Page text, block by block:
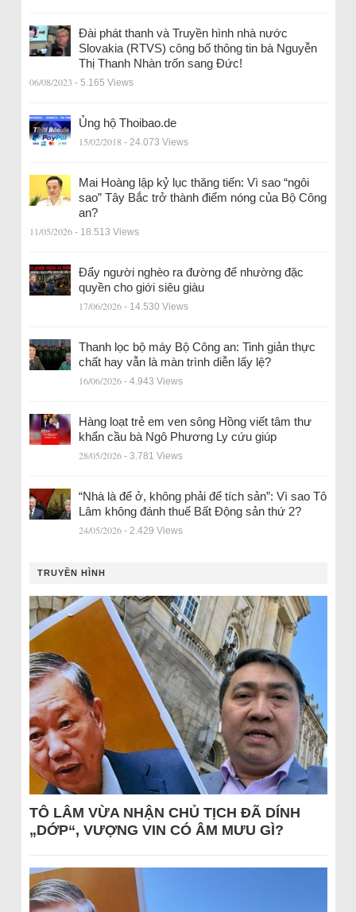
Đài phát thanh và Truyền hình nhà nước
Slovakia (RTVS) công bố thông tin bà Nguyễn
Thị Thanh Nhàn trốn sang Đức!
06/08/2023 - 5.165 Views
Ủng hộ Thoibao.de
15/02/2018 - 24.073 Views
Mai Hoàng lập kỷ lục thăng tiến: Vì sao “ngôi
sao” Tây Bắc trở thành điểm nóng của Bộ Công
an?
11/05/2026 - 18.513 Views
Đẩy người nghèo ra đường để nhường đặc
quyền cho giới siêu giàu
17/06/2026 - 14.530 Views
Thanh lọc bộ máy Bộ Công an: Tinh giản thực
chất hay vẫn là màn trình diễn lấy lệ?
16/06/2026 - 4.943 Views
Hàng loạt trẻ em ven sông Hồng viết tâm thư
khẩn cầu bà Ngô Phương Ly cứu giúp
28/05/2026 - 3.781 Views
“Nhà là để ở, không phải để tích sản”: Vì sao Tô
Lâm không đánh thuế Bất Động sản thứ 2?
24/05/2026 - 2.429 Views
TRUYỀN HÌNH
TÔ LÂM VỪA NHẬN CHỦ TỊCH ĐÃ DÍNH
„DỚP“, VƯỢNG VIN CÓ ÂM MƯU GÌ?